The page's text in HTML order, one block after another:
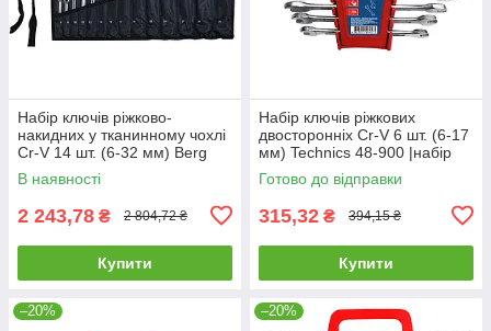
Набір ключів ріжково-
накидних у тканинному чохлі
Cr-V 14 шт. (6-32 мм) Berg
48-973 |набір інструментів
Набор ключей
В наявності
2 243,78 ₴ 2 804,72 ₴
Купити
Набір ключів ріжкових
двосторонніх Cr-V 6 шт. (6-17
мм) Technics 48-900 |набір
інструментів Набор ключей
рожковых двухсторонних
Готово до відправки
315,32 ₴ 394,15 ₴
Купити
–20% –20%